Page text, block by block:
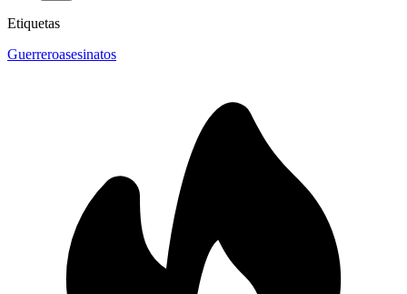
Etiquetas
Guerreroasesinatos